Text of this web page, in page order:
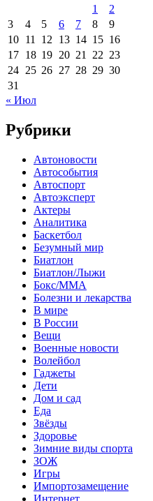
1
2
3
4 5 6 7 8
9
10 11 12 13 14 15 16
17 18 19 20 21 22 23
24 25 26 27 28 29 30
31
« Июл
Рубрики
Автоновости
Автособытия
Автоспорт
Автоэксперт
Актеры
Аналитика
Баскетбол
Безумный мир
Биатлон
Биатлон/Лыжи
Бокс/MMA
Болезни и лекарства
В мире
В России
Вещи
Военные новости
Волейбол
Гаджеты
Дети
Дом и сад
Еда
Звёзды
Здоровье
Зимние виды спорта
ЗОЖ
Игры
Импортозамещение
Интернет